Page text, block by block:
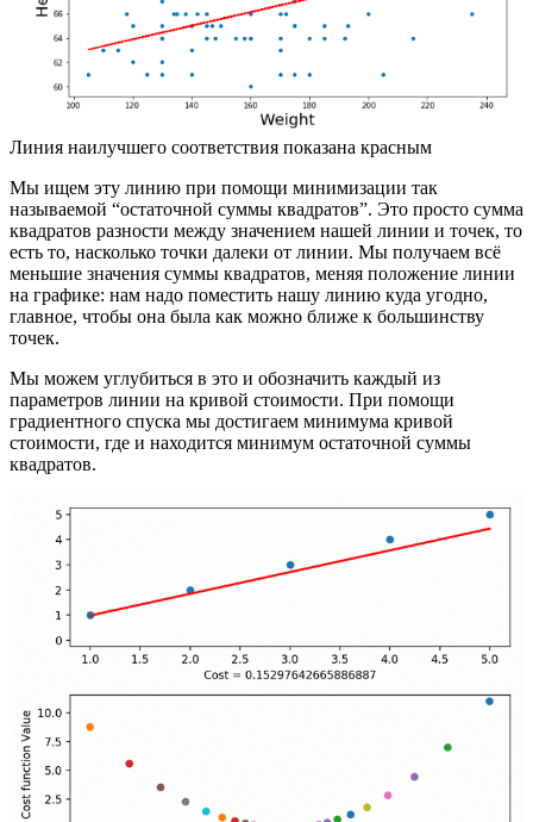
Линия наилучшего соответствия показана красным
Мы ищем эту линию при помощи минимизации так
называемой “остаточной суммы квадратов”. Это просто сумма
квадратов разности между значением нашей линии и точек, то
есть то, насколько точки далеки от линии. Мы получаем всё
меньшие значения суммы квадратов, меняя положение линии
на графике: нам надо поместить нашу линию куда угодно,
главное, чтобы она была как можно ближе к большинству
точек.
Мы можем углубиться в это и обозначить каждый из
параметров линии на кривой стоимости. При помощи
градиентного спуска мы достигаем минимума кривой
стоимости, где и находится минимум остаточной суммы
квадратов.